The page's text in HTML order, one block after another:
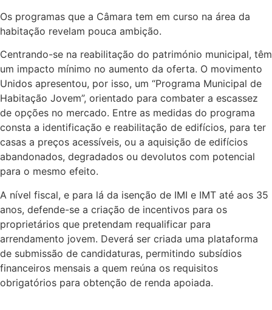
Os programas que a Câmara tem em curso na área da
habitação revelam pouca ambição.
Centrando-se na reabilitação do património municipal, têm
um impacto mínimo no aumento da oferta. O movimento
Unidos apresentou, por isso, um “Programa Municipal de
Habitação Jovem”, orientado para combater a escassez
de opções no mercado. Entre as medidas do programa
consta a identificação e reabilitação de edifícios, para ter
casas a preços acessíveis, ou a aquisição de edifícios
abandonados, degradados ou devolutos com potencial
para o mesmo efeito.
A nível fiscal, e para lá da isenção de IMI e IMT até aos 35
anos, defende-se a criação de incentivos para os
proprietários que pretendam requalificar para
arrendamento jovem. Deverá ser criada uma plataforma
de submissão de candidaturas, permitindo subsídios
financeiros mensais a quem reúna os requisitos
obrigatórios para obtenção de renda apoiada.